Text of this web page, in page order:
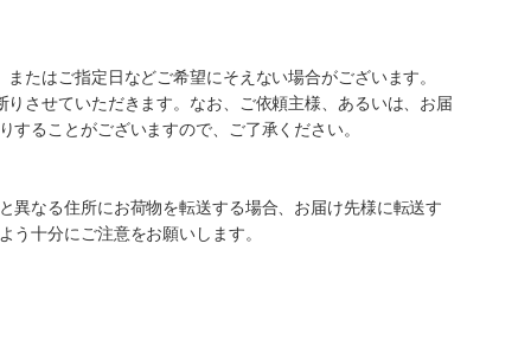
たはご指定日などご希望にそえない場合がございます。
させていただきます。なお、ご依頼主様、あるいは、お届
ることがございますので、ご了承ください。
異なる住所にお荷物を転送する場合、お届け先様に転送す
十分にご注意をお願いします。